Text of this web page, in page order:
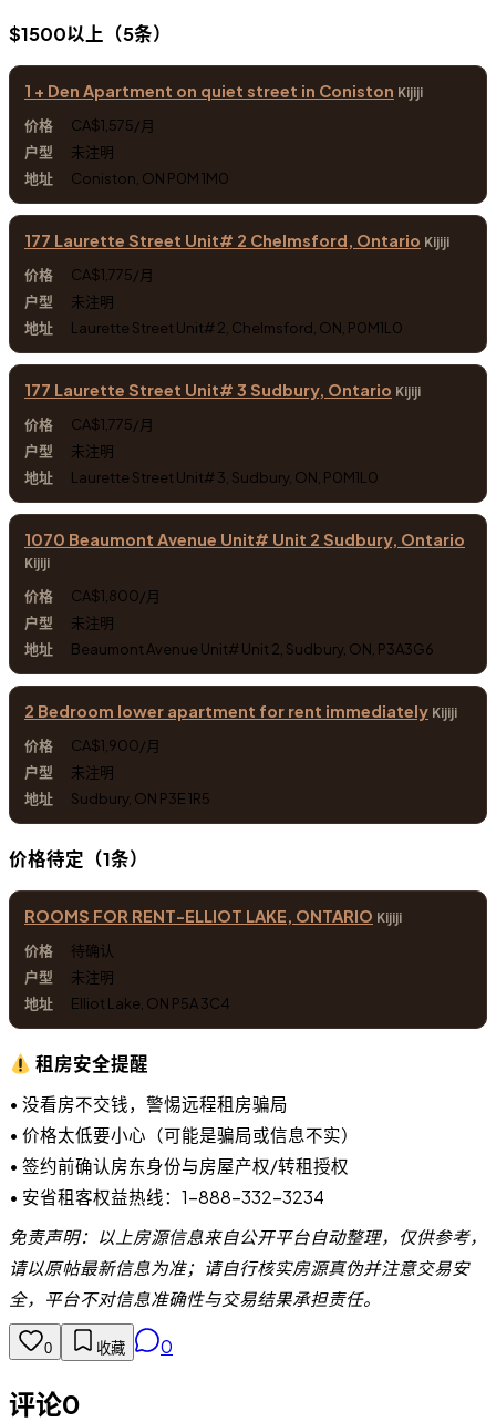
$1500以上（5条）
1 + Den Apartment on quiet street in Coniston Kijiji
CA$1,575/月
未注明
Coniston, ON P0M 1M0
177 Laurette Street Unit# 2 Chelmsford, Ontario Kijiji
CA$1,775/月
未注明
Laurette Street Unit# 2, Chelmsford, ON, P0M1L0
177 Laurette Street Unit# 3 Sudbury, Ontario Kijiji
CA$1,775/月
未注明
Laurette Street Unit# 3, Sudbury, ON, P0M1L0
1070 Beaumont Avenue Unit# Unit 2 Sudbury, Ontario
Kijiji
CA$1,800/月
未注明
Beaumont Avenue Unit# Unit 2, Sudbury, ON, P3A3G6
2 Bedroom lower apartment for rent immediately Kijiji
CA$1,900/月
未注明
Sudbury, ON P3E 1R5
价格待定（1条）
ROOMS FOR RENT-ELLIOT LAKE, ONTARIO Kijiji
待确认
未注明
Elliot Lake, ON P5A 3C4
租房安全提醒
• 没看房不交钱，警惕远程租房骗局
• 价格太低要小心（可能是骗局或信息不实）
• 签约前确认房东身份与房屋产权/转租授权
• 安省租客权益热线：1-888-332-3234
免责声明：以上房源信息来自公开平台自动整理，仅供参考，
请以原帖最新信息为准；请自行核实房源真伪并注意交易安
全，平台不对信息准确性与交易结果承担责任。
0 收藏 0
评论0